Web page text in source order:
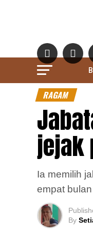
RAGAM
jejak
Ia memilih
empat bulan
By